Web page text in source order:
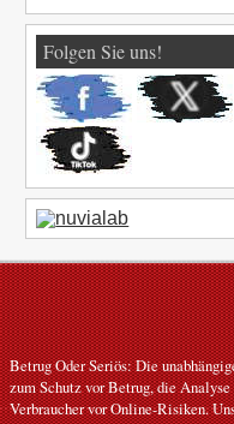
Folgen Sie uns!
Betrug Oder Seriös: Die
zum Schutz vor Betrug, die
Verbraucher vor Online-Risiken.